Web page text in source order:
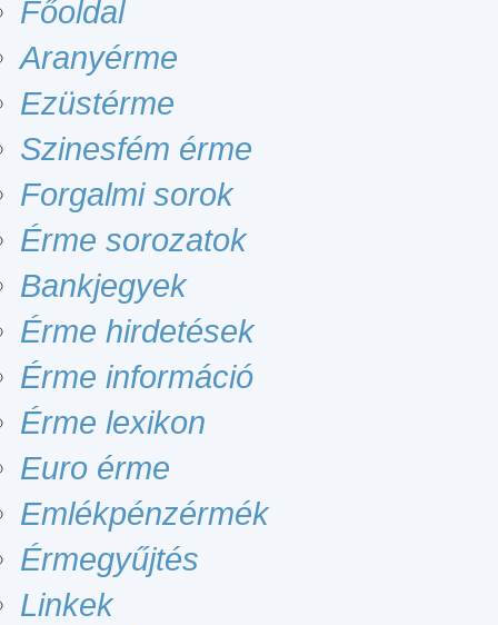
Főoldal
Aranyérme
Ezüstérme
Szinesfém érme
Forgalmi sorok
Érme sorozatok
Bankjegyek
Érme hirdetések
Érme információ
Érme lexikon
Euro érme
Emlékpénzérmék
Érmegyűjtés
Linkek